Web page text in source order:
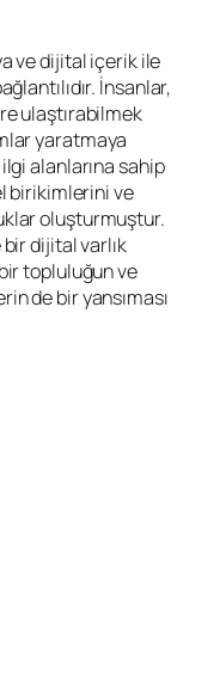
ve dijital içerik ile
İnsanlar,
ulaştırabilmek
yaratmaya
alanlarına sahip
birikimlerini ve
oluşturmuştur.
dijital varlık
topluluğun ve
de bir yansıması